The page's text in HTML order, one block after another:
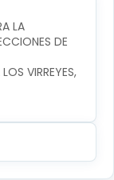
LA
DE
VIRREYES,